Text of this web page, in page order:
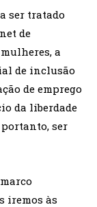
ser tratado
de
a
de inclusão
de emprego
da liberdade
portanto, ser
iremos às